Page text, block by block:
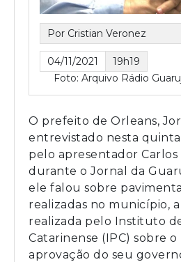
Por Cristian Veronez
04/11/2021
19h19
Foto: Arquivo Rádio
O prefeito de Orleans,
entrevistado nesta
pelo apresentador Carlos
durante o Jornal da
ele falou sobre
realizadas no município,
realizada pelo Instituto
Catarinense (IPC) sobre
aprovação do seu